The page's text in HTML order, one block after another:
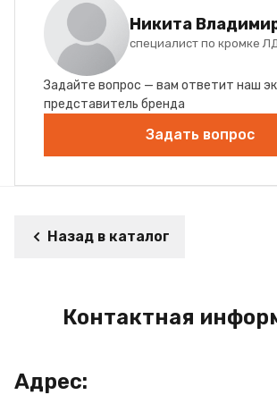
Никита
специалист по кромке
Задайте вопрос — вам ответит наш
представитель бренда
Задать вопрос
Назад в каталог
Контактная
Адрес: